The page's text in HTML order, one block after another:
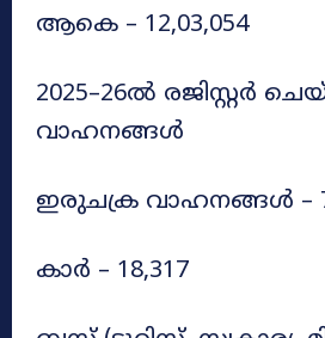
ആകെ – 12,03,054
2025–26ൽ രജിസ്റ്റർ
വാഹനങ്ങൾ
ഇരുചക്ര വാഹനങ്ങൾ –
കാർ – 18,317